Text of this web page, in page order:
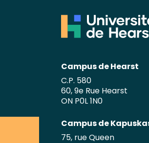
Campus de Hearst
C.P. 580
60, 9e Rue Hearst
ON P0L 1N0
Campus de
75, rue Queen